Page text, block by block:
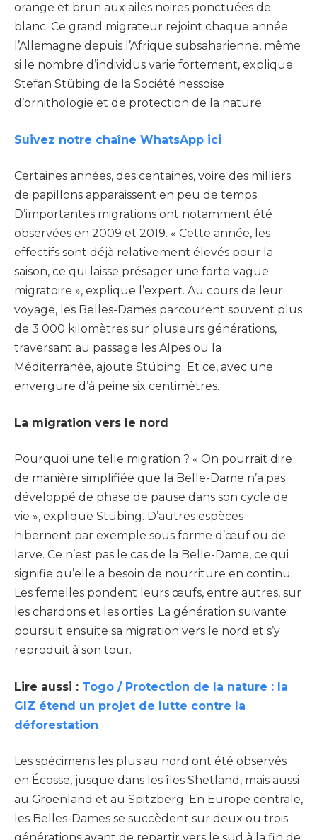
orange et brun aux ailes noires ponctuées de
blanc. Ce grand migrateur rejoint chaque année
l’Allemagne depuis l’Afrique subsaharienne, même
si le nombre d’individus varie fortement, explique
Stefan Stübing de la Société hessoise
d’ornithologie et de protection de la nature.
Suivez notre chaîne WhatsApp ici
Certaines années, des centaines, voire des milliers
de papillons apparaissent en peu de temps.
D’importantes migrations ont notamment été
observées en 2009 et 2019. « Cette année, les
effectifs sont déjà relativement élevés pour la
saison, ce qui laisse présager une forte vague
migratoire », explique l’expert. Au cours de leur
voyage, les Belles-Dames parcourent souvent plus
de 3 000 kilomètres sur plusieurs générations,
traversant au passage les Alpes ou la
Méditerranée, ajoute Stübing. Et ce, avec une
envergure d’à peine six centimètres.
La migration vers le nord
Pourquoi une telle migration ? « On pourrait dire
de manière simplifiée que la Belle-Dame n’a pas
développé de phase de pause dans son cycle de
vie », explique Stübing. D’autres espèces
hibernent par exemple sous forme d’œuf ou de
larve. Ce n’est pas le cas de la Belle-Dame, ce qui
signifie qu’elle a besoin de nourriture en continu.
Les femelles pondent leurs œufs, entre autres, sur
les chardons et les orties. La génération suivante
poursuit ensuite sa migration vers le nord et s’y
reproduit à son tour.
Lire aussi : Togo / Protection de la nature : la
GIZ étend un projet de lutte contre la
déforestation
Les spécimens les plus au nord ont été observés
en Écosse, jusque dans les îles Shetland, mais aussi
au Groenland et au Spitzberg. En Europe centrale,
les Belles-Dames se succèdent sur deux ou trois